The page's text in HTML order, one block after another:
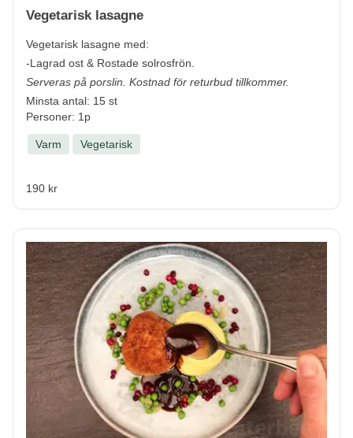
Vegetarisk lasagne
Vegetarisk lasagne med:
-Lagrad ost & Rostade solrosfrön.
Serveras på porslin. Kostnad för returbud tillkommer.
Minsta antal: 15 st
Personer: 1p
Varm Vegetarisk
190 kr